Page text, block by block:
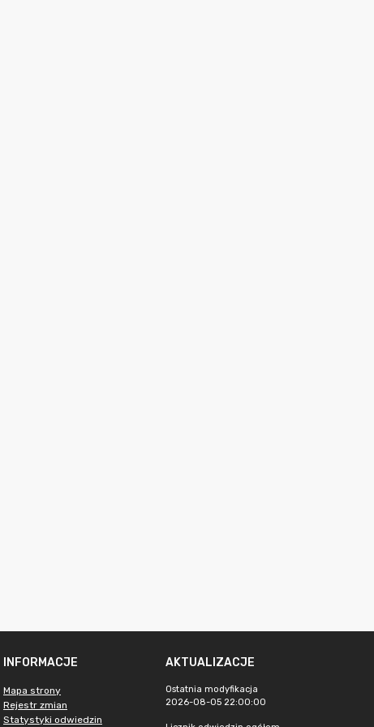
INFORMACJE
Mapa strony
Rejestr zmian
Statystyki odwiedzin
AKTUALIZACJE
Ostatnia modyfikacja
2026-08-05 22:00:00